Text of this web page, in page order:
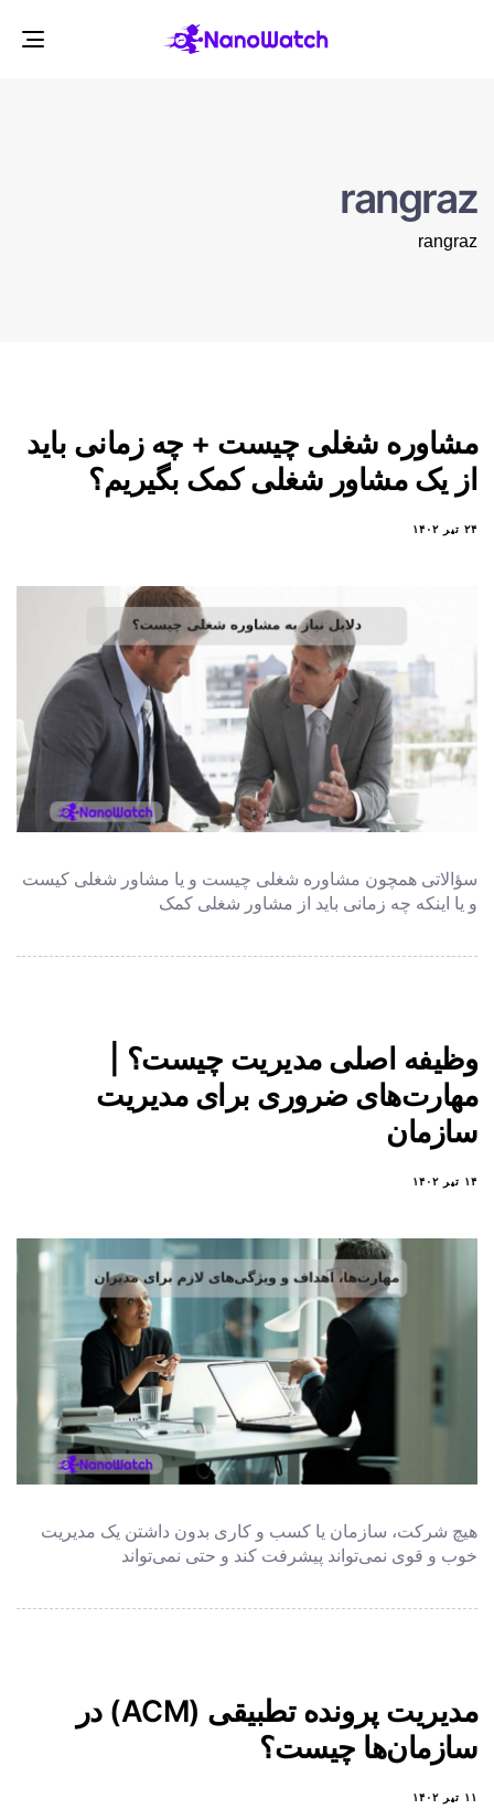
rangraz
rangraz
مشاوره شغلی چیست + چه زمانی باید
از یک مشاور شغلی کمک بگیریم؟
۲۴ تیر ۱۴۰۲
سؤالاتی همچون مشاوره شغلی چیست و یا مشاور شغلی کیست
و یا اینکه چه زمانی باید از مشاور شغلی کمک
وظیفه اصلی مدیریت چیست؟ |
مهارت‌های ضروری برای مدیریت
سازمان
۱۴ تیر ۱۴۰۲
هیچ شرکت، سازمان یا کسب و کاری بدون داشتن یک مدیریت
خوب و قوی نمی‌تواند پیشرفت کند و حتی نمی‌تواند
مدیریت پرونده تطبیقی (ACM) در
سازمان‌ها چیست؟
۱۱ تیر ۱۴۰۲